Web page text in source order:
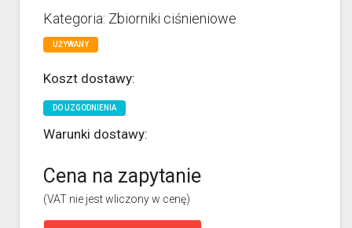
Kategoria: Zbiorniki ciśnieniowe
UŻYWANY
Koszt dostawy:
DO UZGODNIENIA
Warunki dostawy:
Cena na zapytanie
(VAT nie jest wliczony w cenę)